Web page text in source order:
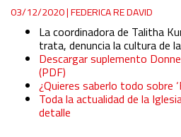
03/12/2020|FEDERICA RE DAVID
La coordinadora de Talitha
trata, denuncia la cultura de
Descargar suplemento
(PDF)
¿Quieres saberlo todo sobre
Toda la actualidad de la
detalle